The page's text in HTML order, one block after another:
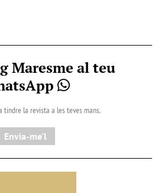
Maresme al teu
tindre la revista a les teves mans.
Envia-me'l